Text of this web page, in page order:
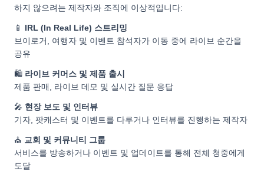
하지 않으려는 제작자와 조직에 이상적입니다:
📱 IRL (In Real Life) 스트리밍
브이로거, 여행자 및 이벤트 참석자가 이동 중에 라이브 순간을
공유
🛍️ 라이브 커머스 및 제품 출시
제품 판매, 라이브 데모 및 실시간 질문 응답
🎤 현장 보도 및 인터뷰
기자, 팟캐스터 및 이벤트를 다루거나 인터뷰를 진행하는 제작자
⛪ 교회 및 커뮤니티 그룹
서비스를 방송하거나 이벤트 및 업데이트를 통해 전체 청중에게
도달